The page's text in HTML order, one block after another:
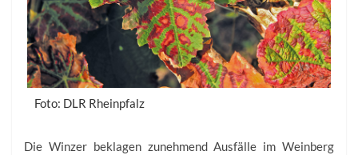
Foto: DLR Rheinpfalz
Die Winzer beklagen zunehmend Ausfälle im Weinberg